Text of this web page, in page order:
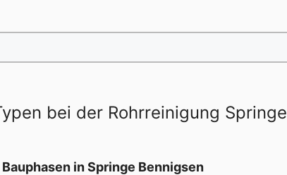
bei der Rohrreinigung Springe
in Springe Bennigsen